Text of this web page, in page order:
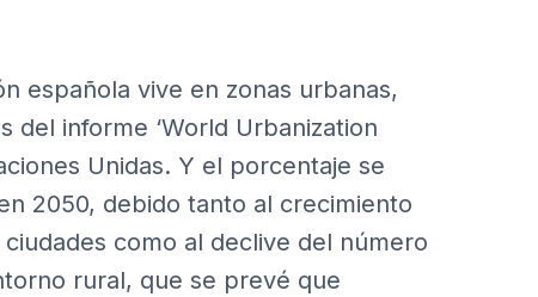
española vive en zonas urbanas,
del informe ‘World Urbanization
Unidas. Y el porcentaje se
2050, debido tanto al crecimiento
como al declive del número
rural, que se prevé que